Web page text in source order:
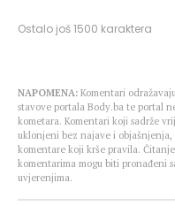
Ostalo još1500 karaktera
NAPOMENA: Komentari
stavove portala Body.ba te portal
kometara. Komentari koji sadrže
uklonjeni bez najave i
komentare koji krše pravila.
komentarima mogu biti pronađeni
uvjerenjima.